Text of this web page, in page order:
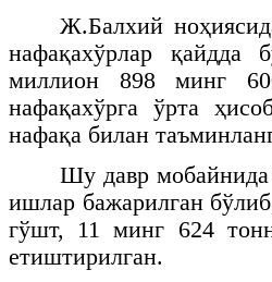
Ж.Балхий
нафақахўрлар қайдда
миллион 898 минг
нафақахўрга ўрта
нафақа билан
Шу давр мобайнида
ишлар бажарилган
гўшт, 11 минг 624
етиштирилган.